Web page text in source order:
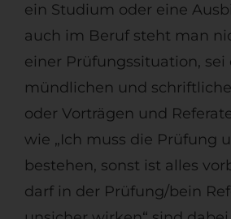
ein Studium oder eine
auch im Beruf steht man
einer Prüfungssituation, sei
mündlichen und
oder Vorträgen und
wie „Ich muss die Prüfung
bestehen, sonst ist alles
darf in der Prüfung/bein